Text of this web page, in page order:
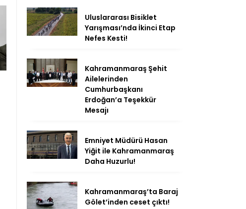
Uluslararası Bisiklet
Yarışması’nda İkinci Etap
Nefes Kesti!
Kahramanmaraş Şehit
Ailelerinden
Cumhurbaşkanı
Erdoğan’a Teşekkür
Mesajı
Emniyet Müdürü Hasan
Yiğit ile Kahramanmaraş
Daha Huzurlu!
Kahramanmaraş’ta Baraj
Gölet’inden ceset çıktı!